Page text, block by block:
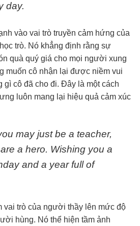
day.
vào vai trò truyền cảm hứng của
trò. Nó khẳng định rằng sự
quà quý giá cho mọi người xung
muốn cô nhận lại được niềm vui
cô đã cho đi. Đây là một cách
luôn mang lại hiệu quả cảm xúc
may just be a teacher,
a hero. Wishing you a
and a year full of
vai trò của người thầy lên mức độ
hùng. Nó thể hiện tầm ảnh